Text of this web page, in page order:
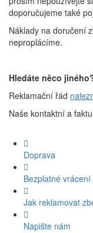
doporučujeme také
Náklady na doručení
neproplácíme.
Hledáte něco
Reklamační řád
Naše kontaktní a
Doprava
Bezplatné
Jak reklamovat
Napište nám